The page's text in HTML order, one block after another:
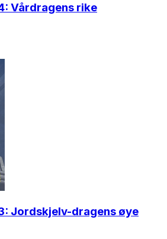
Vårdragens rike
Jordskjelv-dragens øye